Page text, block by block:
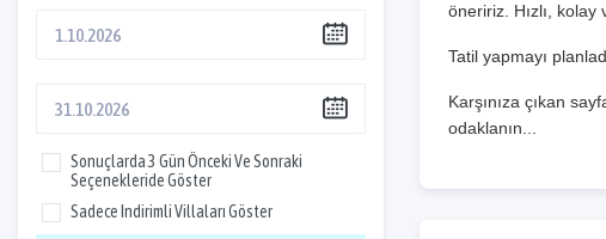
Sonuçlarda 3 Gün Önceki Ve Sonraki
Seçenekleride Göster
Sadece Indirimli Villaları Göster
öneririz. Hızlı,
Tatil yapmayı
Karşınıza çıkan
odaklanın...